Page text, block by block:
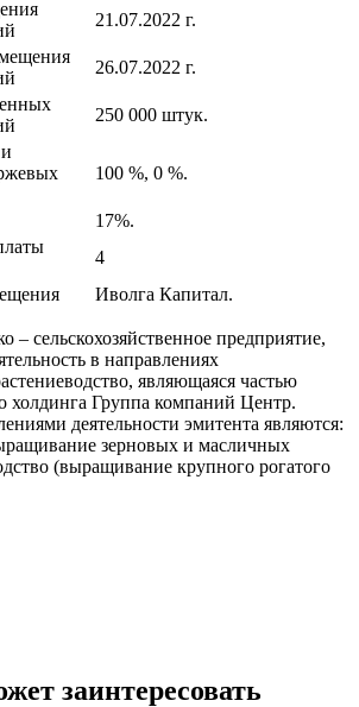
21.07.2022 г.
26.07.2022 г.
250 000 штук.
100 %, 0 %.
17%.
4
Иволга Капитал.
сельскохозяйственное предприятие,
в направлениях
являющаяся частью
холдинга Группа компаний Центр.
деятельности эмитента являются:
зерновых и масличных
(выращивание крупного рогатого
заинтересовать